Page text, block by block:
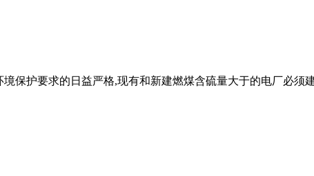
保护要求的日益严格,现有和新建燃煤含硫量大于的电厂必